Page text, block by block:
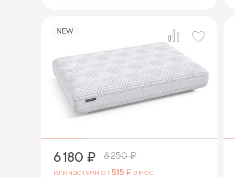
NEW
1
6 180 ₽ 8 250₽
или частями от515 ₽ в мес.